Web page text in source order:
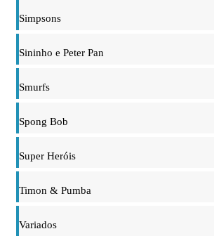
Simpsons
Sininho e Peter Pan
Smurfs
Spong Bob
Super Heróis
Timon & Pumba
Variados